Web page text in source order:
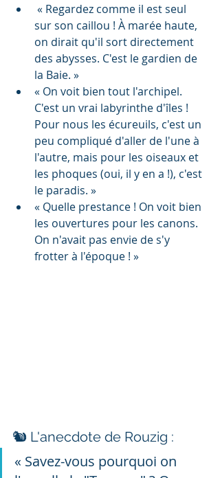
« Regardez comme il est seul
sur son caillou ! À marée haute,
on dirait qu'il sort directement
des abysses. C'est le gardien de
la Baie. »
« On voit bien tout l'archipel.
C'est un vrai labyrinthe d'îles !
Pour nous les écureuils, c'est un
peu compliqué d'aller de l'une à
l'autre, mais pour les oiseaux et
les phoques (oui, il y en a !), c'est
le paradis. »
« Quelle prestance ! On voit bien
les ouvertures pour les canons.
On n'avait pas envie de s'y
frotter à l'époque ! »
🐿️ L'anecdote de Rouzig :
« Savez-vous pourquoi on